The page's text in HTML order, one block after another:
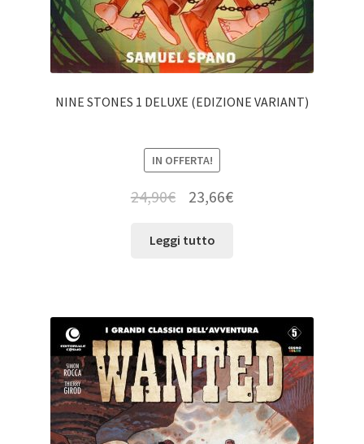
NINE STONES 1 DELUXE (EDIZIONE VARIANT)
IN OFFERTA!
24,90€ 23,66€
Leggi tutto